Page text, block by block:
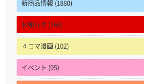
新商品情報 (1880)
お知らせ (168)
４コマ漫画 (102)
イベント (95)